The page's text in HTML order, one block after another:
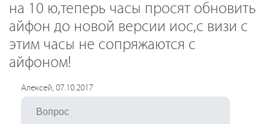
на 10 ю,теперь часы просят обновить
айфон до новой версии иос,с визи с
этим часы не сопряжаются с
айфоном!
Алексей, 07.10.2017
Вопрос